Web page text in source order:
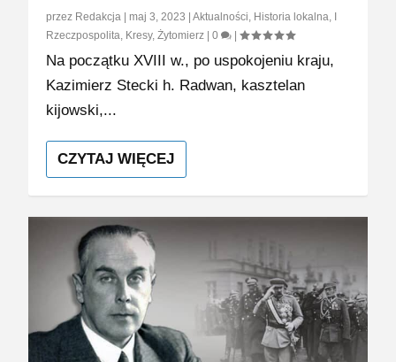
przez Redakcja |maj 3, 2023 |Aktualności, Historia lokalna,
Rzeczpospolita, Kresy,Żytomierz |0 |
Na początku XVIII w., po uspokojeniu kraju,
Kazi­mierz Stecki h. Radwan, kasztelan
kijowski,...
CZYTAJ WIĘCEJ